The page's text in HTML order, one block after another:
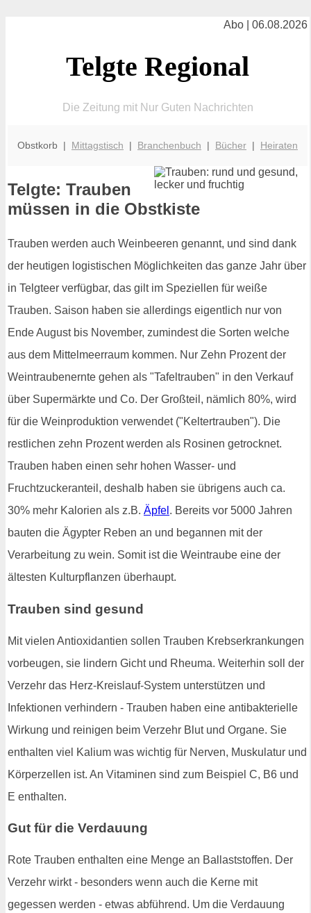
Abo | 06.08.2026
Telgte Regional
Die Zeitung mit Nur Guten Nachrichten
Obstkorb | Mittagstisch | Branchenbuch | Bücher | Heiraten
Telgte: Trauben
müssen in die Obstkiste
Trauben werden auch Weinbeeren genannt, und sind dank
der heutigen logistischen Möglichkeiten das ganze Jahr über
in Telgteer verfügbar, das gilt im Speziellen für weiße
Trauben. Saison haben sie allerdings eigentlich nur von
Ende August bis November, zumindest die Sorten welche
aus dem Mittelmeerraum kommen. Nur Zehn Prozent der
Weintraubenernte gehen als "Tafeltrauben" in den Verkauf
über Supermärkte und Co. Der Großteil, nämlich 80%, wird
für die Weinproduktion verwendet ("Keltertrauben"). Die
restlichen zehn Prozent werden als Rosinen getrocknet.
Trauben haben einen sehr hohen Wasser- und
Fruchtzuckeranteil, deshalb haben sie übrigens auch ca.
30% mehr Kalorien als z.B. Äpfel . Bereits vor 5000 Jahren
bauten die Ägypter Reben an und begannen mit der
Verarbeitung zu wein. Somit ist die Weintraube eine der
ältesten Kulturpflanzen überhaupt.
Trauben sind gesund
Mit vielen Antioxidantien sollen Trauben Krebserkrankungen
vorbeugen, sie lindern Gicht und Rheuma. Weiterhin soll der
Verzehr das Herz-Kreislauf-System unterstützen und
Infektionen verhindern - Trauben haben eine antibakterielle
Wirkung und reinigen beim Verzehr Blut und Organe. Sie
enthalten viel Kalium was wichtig für Nerven, Muskulatur und
Körperzellen ist. An Vitaminen sind zum Beispiel C, B6 und
E enthalten.
Gut für die Verdauung
Rote Trauben enthalten eine Menge an Ballaststoffen. Der
Verzehr wirkt - besonders wenn auch die Kerne mit
gegessen werden - etwas abführend. Um die Verdauung